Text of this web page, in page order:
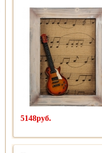
5148руб.